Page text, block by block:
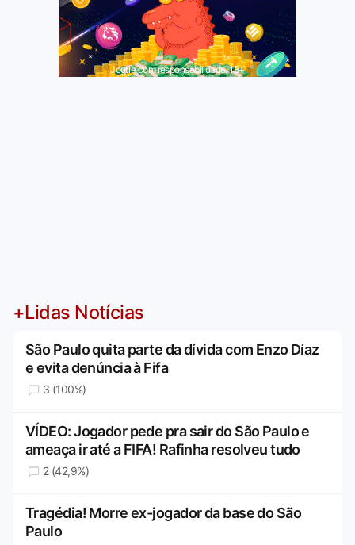
Jogue com responsabilidade. 18+
+Lidas Notícias
São Paulo quita parte da dívida com Enzo Díaz
e evita denúncia à Fifa
3 (100%)
VÍDEO: Jogador pede pra sair do São Paulo e
ameaça ir até a FIFA! Rafinha resolveu tudo
2 (42,9%)
Tragédia! Morre ex-jogador da base do São
Paulo